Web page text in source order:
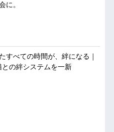
に。
すべての時間が、絆になる｜
の絆システムを一新